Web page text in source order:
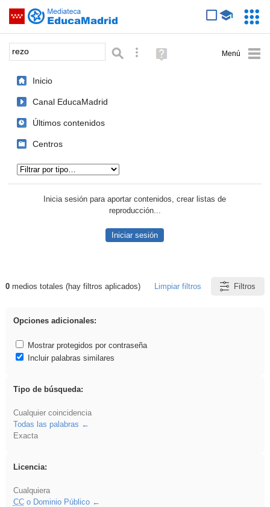
Saltar navegación
Palabra o frase: Búsqueda avanzada
Ayuda
(en
Inicio
Canal EducaMadrid
Últimos contenidos
Centros
Inicia sesión para aportar contenidos, crear listas de
reproducción...
Iniciar sesión
Resultados de: rezo
0medios totales (hay filtros aplicados) Limpiar filtros Filtros
Opciones adicionales:
Mostrar protegidos por contraseña
Incluir palabras similares
Tipo de búsqueda:
Cualquier coincidencia
Todas las palabras
Exacta
Licencia:
Cualquiera
CCo Dominio Público